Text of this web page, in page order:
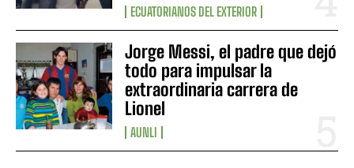
ECUATORIANOS DEL EXTERIOR
Jorge Messi, el padre que dejó
todo para impulsar la
extraordinaria carrera de
Lionel
AUNLI